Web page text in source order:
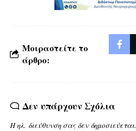
Μοιραστείτε το
άρθρο:
Δεν υπάρχουν Σχόλια
Η ηλ. διεύθυνση σας δεν δημοσιεύεται.